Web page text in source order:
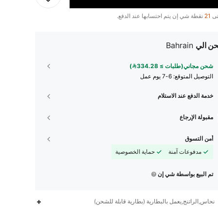
21 نقطة شي إن يتم احتسابها عند الدفع.
الي Bahrain
شحن مجاني(طلبات ≥ 334.28)
التوصيل المتوقع: 6-7 يوم عمل
خدمة الدفع عند الاستلام
مقبولة الإرجاع
أمن التسوق
مدفوعات آمنة
حماية الخصوصية
تم البيع بواسطة شي إن
نحاس,الراتنج,يعمل بالبطارية (بطارية قابلة للشحن)